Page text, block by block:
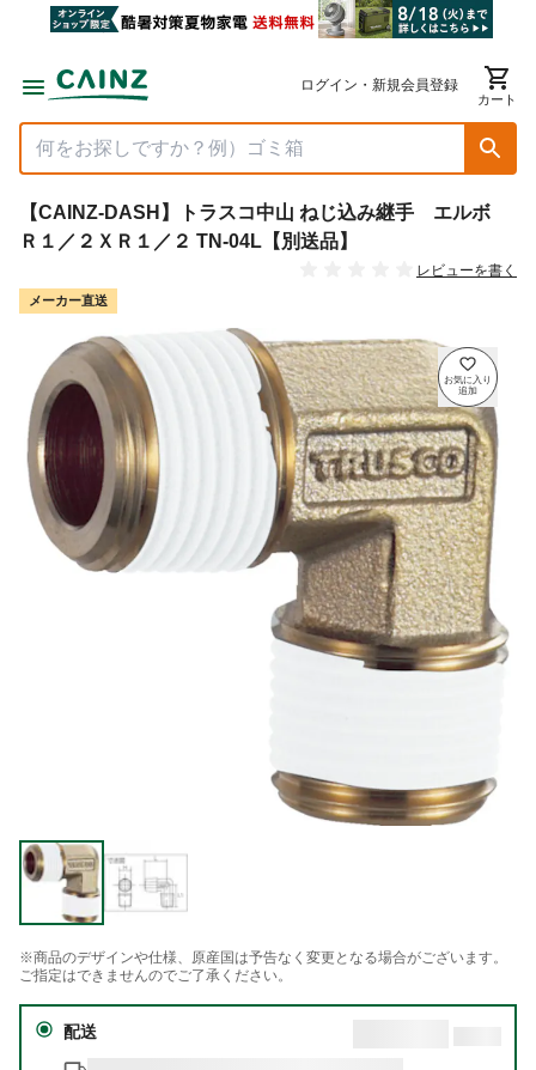
ログイン・新規会員登録
カート
【CAINZ-DASH】トラスコ中山 ねじ込み継手 エルボ
Ｒ１／２ＸＲ１／２ TN-04L【別送品】
レビューを書く
メーカー直送
※商品のデザインや仕様、原産国は予告なく変更となる場合がございます。
ご指定はできませんのでご了承ください。
配送